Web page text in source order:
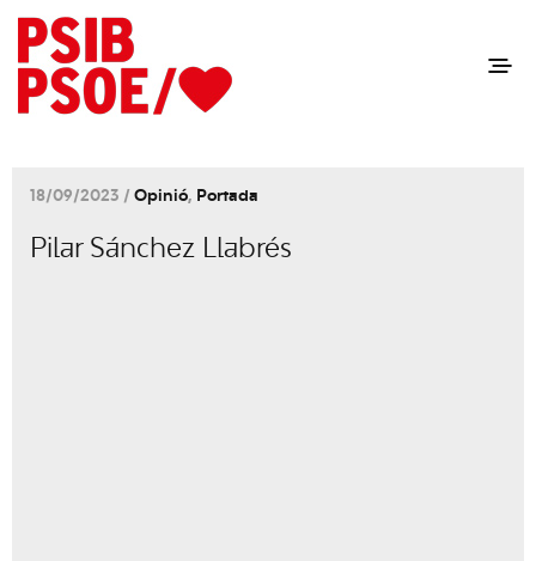
18/09/2023 / Opinió, Portada
Pilar Sánchez Llabrés